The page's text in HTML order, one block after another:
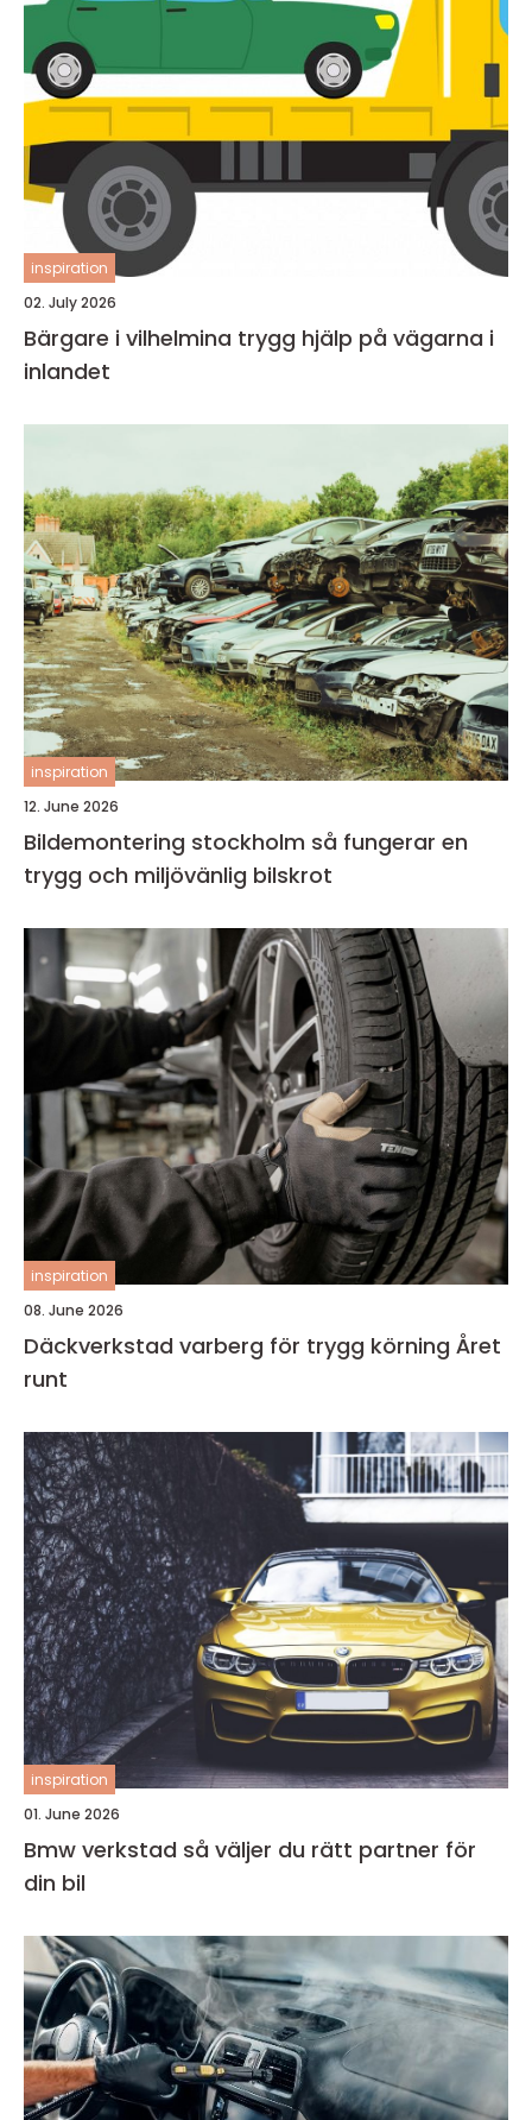
inspiration
02. July 2026
Bärgare i vilhelmina trygg hjälp på vägarna i
inlandet
inspiration
12. June 2026
Bildemontering stockholm så fungerar en
trygg och miljövänlig bilskrot
inspiration
08. June 2026
Däckverkstad varberg för trygg körning Året
runt
inspiration
01. June 2026
Bmw verkstad så väljer du rätt partner för
din bil